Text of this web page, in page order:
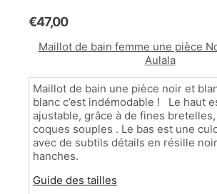
€47,00
Maillot de bain femme une pièce
Aulala
Maillot de bain une pièce noir et
blanc c’est indémodable ! Le haut
ajustable, grâce à de fines
coques souples . Le bas est une
avec de subtils détails en résille
hanches.
Guide des tailles